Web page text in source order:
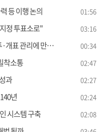
등 이행 논의 01:56
정 투표소로" 03:16
표 관리에 만전" 00:34
착소통 02:47
과 02:27
년 02:24
시스템 구축 02:08